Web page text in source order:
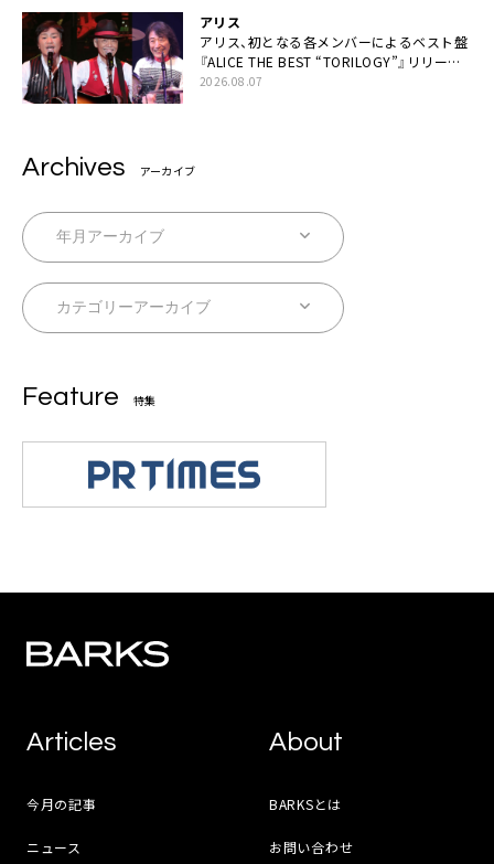
アリス
アリス、初となる各メンバーによるベスト盤
『ALICE THE BEST “TORILOGY”』リリース
決定
2026.08.07
Archives アーカイブ
Feature 特集
Articles
今月の記事
ニュース
About
BARKSとは
お問い合わせ